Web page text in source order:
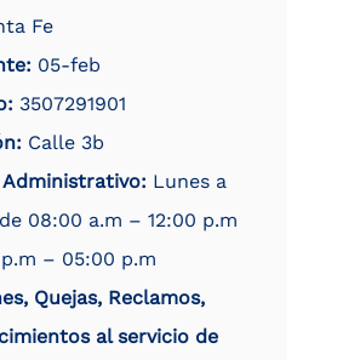
Fe
05-feb
3507291901
Calle 3b
Lunes a
08:00 a.m – 12:00 p.m
– 05:00 p.m
Quejas, Reclamos,
al servicio de